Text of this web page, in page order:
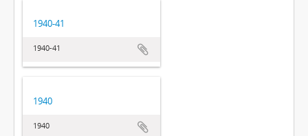
1940-41
1940-41
1940
1940